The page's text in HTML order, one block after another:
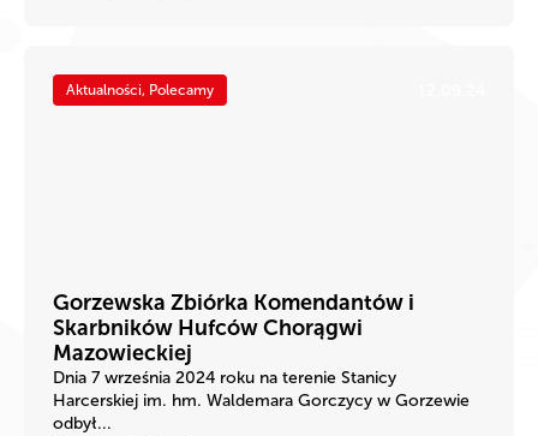
Aktualności, Polecamy
Gorzewska Zbiórka Komendantów i
Skarbników Hufców Chorągwi
Mazowieckiej
Dnia 7 września 2024 roku na terenie Stanicy
Harcerskiej im. hm. Waldemara Gorczycy w Gorzewie
odbył...